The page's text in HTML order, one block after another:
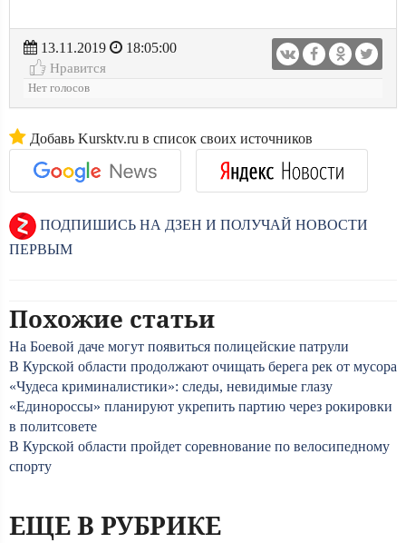
13.11.2019
18:05:00
Нравится
Нет голосов
Добавь Kursktv.ru в список своих источников
ПОДПИШИСЬ НА ДЗЕН И ПОЛУЧАЙ НОВОСТИ
ПЕРВЫМ
Похожие статьи
На Боевой даче могут появиться полицейские патрули
В Курской области продолжают очищать берега рек от мусора
«Чудеса криминалистики»: следы, невидимые глазу
«Единороссы» планируют укрепить партию через рокировки
в политсовете
В Курской области пройдет соревнование по велосипедному
спорту
ЕЩЕ В РУБРИКЕ